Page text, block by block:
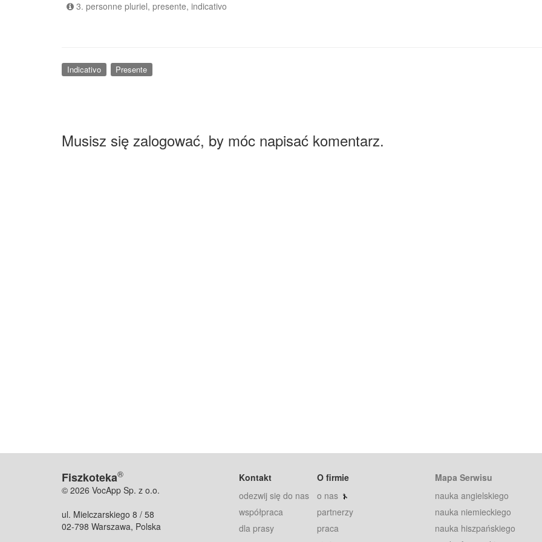
3. personne pluriel, presente, indicativo
Indicativo Presente
Musisz się zalogować, by móc napisać komentarz.
Fiszkoteka®
© 2026 VocApp Sp. z o.o.
ul. Mielczarskiego 8 / 58
02-798 Warszawa, Polska
Kontakt
odezwij się do nas
współpraca
dla prasy
O firmie
o nas
partnerzy
praca
Mapa Serwisu
nauka angielskiego
nauka niemieckiego
nauka hiszpańskiego